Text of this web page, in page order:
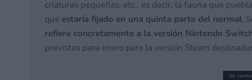
criaturas pequeñas, etc., es decir, la fauna que
que estaría fijado en una quinta parte del normal.
refiere concretamente a la versión Nintendo
previstas para enero para la versión Steam
Ver